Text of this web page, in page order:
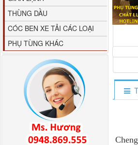
THÙNG DẦU
CÓC BEN XE TẢI CÁC LOẠI
PHỤ TÙNG KHÁC
M4610162101A0 Tapbi
cửa Thaco...